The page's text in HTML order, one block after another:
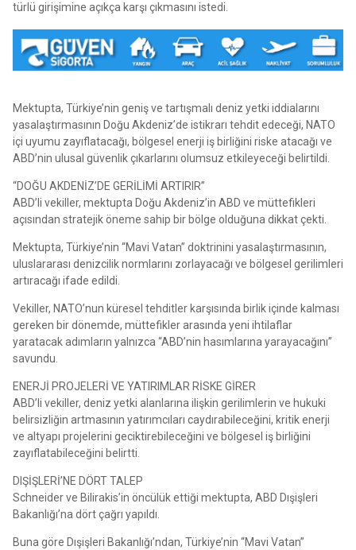
türlü girişimine açıkça karşı çıkmasını istedi.
Mektupta, Türkiye’nin geniş ve tartışmalı deniz yetki iddialarını
yasalaştırmasının Doğu Akdeniz’de istikrarı tehdit edeceği, NATO
içi uyumu zayıflatacağı, bölgesel enerji iş birliğini riske atacağı ve
ABD’nin ulusal güvenlik çıkarlarını olumsuz etkileyeceği belirtildi.
“DOĞU AKDENİZ’DE GERİLİMİ ARTIRIR”
ABD’li vekiller, mektupta Doğu Akdeniz’in ABD ve müttefikleri
açısından stratejik öneme sahip bir bölge olduğuna dikkat çekti.
Mektupta, Türkiye’nin “Mavi Vatan” doktrinini yasalaştırmasının,
uluslararası denizcilik normlarını zorlayacağı ve bölgesel gerilimleri
artıracağı ifade edildi.
Vekiller, NATO’nun küresel tehditler karşısında birlik içinde kalması
gereken bir dönemde, müttefikler arasında yeni ihtilaflar
yaratacak adımların yalnızca “ABD’nin hasımlarına yarayacağını”
savundu.
ENERJİ PROJELERİ VE YATIRIMLAR RİSKE GİRER
ABD’li vekiller, deniz yetki alanlarına ilişkin gerilimlerin ve hukuki
belirsizliğin artmasının yatırımcıları caydırabileceğini, kritik enerji
ve altyapı projelerini geciktirebileceğini ve bölgesel iş birliğini
zayıflatabileceğini belirtti.
DIŞİŞLERİ’NE DÖRT TALEP
Schneider ve Bilirakis’in öncülük ettiği mektupta, ABD Dışişleri
Bakanlığı’na dört çağrı yapıldı.
Buna göre Dışişleri Bakanlığı’ndan, Türkiye’nin “Mavi Vatan”